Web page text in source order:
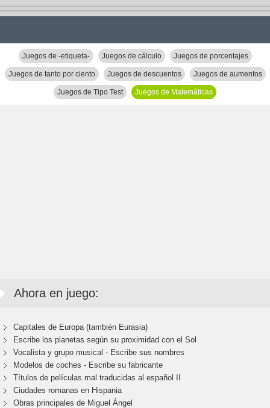
Juegos de -etiqueta- Juegos de cálculo Juegos de porcentajes
Juegos de tanto por ciento Juegos de descuentos Juegos de aumentos
Juegos de Tipo Test Juegos de Matemáticas
Ahora en juego:
Capitales de Europa (también Eurasia)
Escribe los planetas según su proximidad con el Sol
Vocalista y grupo musical - Escribe sus nombres
Modelos de coches - Escribe su fabricante
Títulos de películas mal traducidas al español II
Ciudades romanas en Hispania
Obras principales de Miguel Ángel